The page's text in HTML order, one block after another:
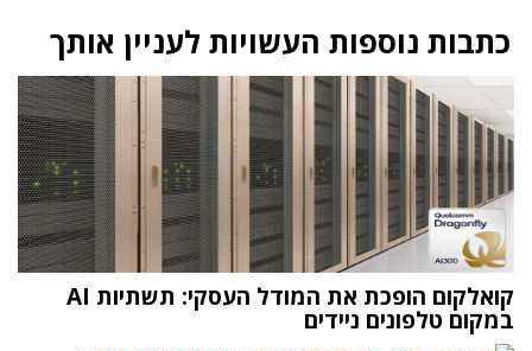
כתבות נוספות העשויות לעניין אותך
קואלקום הופכת את המודל העסקי: תשתיות AI
במקום טלפונים ניידים